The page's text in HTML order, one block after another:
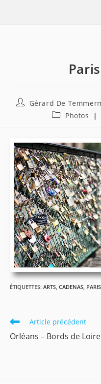
Auteur/autrice
Gérard De
PostPhotos
ÉTIQUETTES: ARTS CADENAS PARIS
Read
articles
Article précédent
Orléans – Bords de